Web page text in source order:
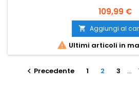
Prezzo
109,99 €
 Aggiungi al
 Ultimi articoli in
 Precedente 1 2 3 …